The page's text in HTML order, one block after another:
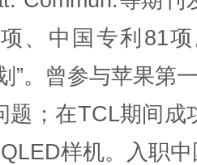
、中国专利81
”。曾参与苹果第
题；在TCL期间
样机。入职